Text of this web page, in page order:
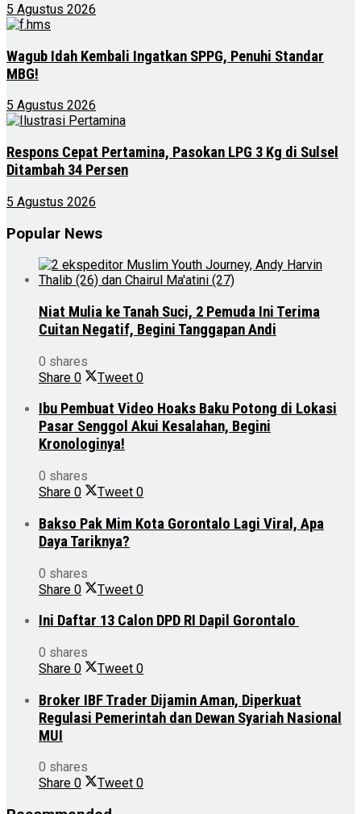
5 Agustus 2026
Wagub Idah Kembali Ingatkan SPPG, Penuhi Standar
MBG!
5 Agustus 2026
Respons Cepat Pertamina, Pasokan LPG 3 Kg di Sulsel
Ditambah 34 Persen
5 Agustus 2026
Popular News
Niat Mulia ke Tanah Suci, 2 Pemuda Ini Terima
Cuitan Negatif, Begini Tanggapan Andi
0 shares
Share 0 Tweet 0
Ibu Pembuat Video Hoaks Baku Potong di Lokasi
Pasar Senggol Akui Kesalahan, Begini
Kronologinya!
0 shares
Share 0 Tweet 0
Bakso Pak Mim Kota Gorontalo Lagi Viral, Apa
Daya Tariknya?
0 shares
Share 0 Tweet 0
Ini Daftar 13 Calon DPD RI Dapil Gorontalo
0 shares
Share 0 Tweet 0
Broker IBF Trader Dijamin Aman, Diperkuat
Regulasi Pemerintah dan Dewan Syariah Nasional
MUI
0 shares
Share 0 Tweet 0